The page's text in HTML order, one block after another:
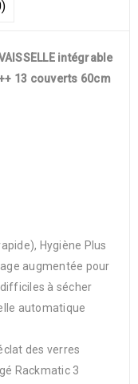
intégrable
13 couverts 60cm
Hygiène Plus
augmentée pour
à sécher
automatique
des verres
Rackmatic 3